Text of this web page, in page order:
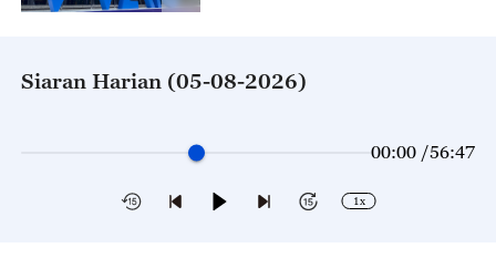
Siaran Harian (05-08-2026)
00:00 /56:47
1x